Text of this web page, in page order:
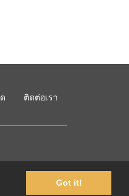
Got it!
ติดต่อเรา